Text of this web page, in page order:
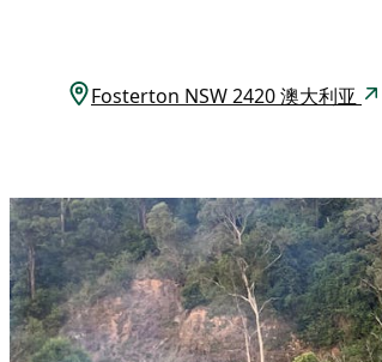
Fosterton NSW 2420 澳大利亚